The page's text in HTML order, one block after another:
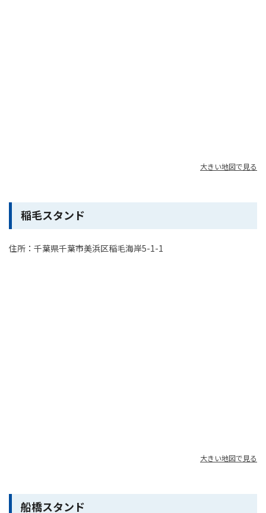
大きい地図で見る
稲毛スタンド
住所：千葉県千葉市美浜区稲毛海岸5-1-1
大きい地図で見る
船橋スタンド